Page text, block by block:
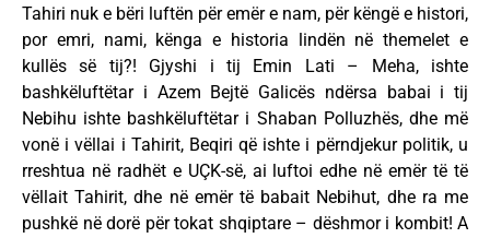
Tahiri nuk e bëri luftën për emër e nam, për këngë e histori,
por emri, nami, kënga e historia lindën në themelet e
kullës së tij?! Gjyshi i tij Emin Lati – Meha, ishte
bashkëluftëtar i Azem Bejtë Galicës ndërsa babai i tij
Nebihu ishte bashkëluftëtar i Shaban Polluzhës, dhe më
vonë i vëllai i Tahirit, Beqiri që ishte i përndjekur politik, u
rreshtua në radhët e UÇK-së, ai luftoi edhe në emër të të
vëllait Tahirit, dhe në emër të babait Nebihut, dhe ra me
pushkë në dorë për tokat shqiptare – dëshmor i kombit! A